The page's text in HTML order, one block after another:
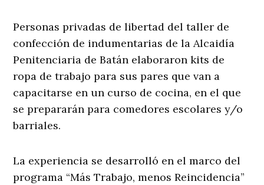
Personas privadas de libertad del taller de
confección de indumentarias de la Alcaidía
Penitenciaria de Batán elaboraron kits de
ropa de trabajo para sus pares que van a
capacitarse en un curso de cocina, en el que
se prepararán para comedores escolares y/o
barriales.
La experiencia se desarrolló en el marco del
programa “Más Trabajo, menos Reincidencia”